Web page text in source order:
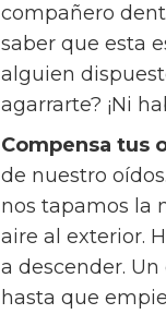
compañero
saber que esta
alguien
agarrarte? ¡Ni
Compensa tus
de nuestro
nos tapamos la
aire al exterior.
a descender.
hasta que